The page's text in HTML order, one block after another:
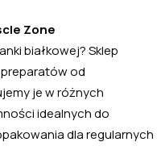
Zone
białkowej? Sklep
od
je w różnych
idealnych do
dla regularnych